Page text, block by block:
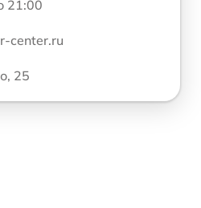
21:00
center.ru
25